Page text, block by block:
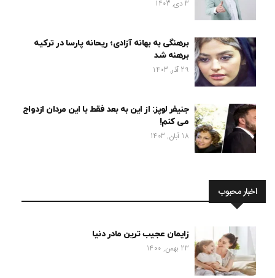
3 دی, 1403
برهنگی به بهانه آزادی؛ ریحانه پارسا در ترکیه
برهنه شد
29 آذر, 1403
جنیفر لوپز: از این به بعد فقط با این مردان ازدواج
می کنم!
18 آبان, 1403
اخبار محبوب
زایمان عجیب ترین مادر دنیا
23 بهمن, 1400